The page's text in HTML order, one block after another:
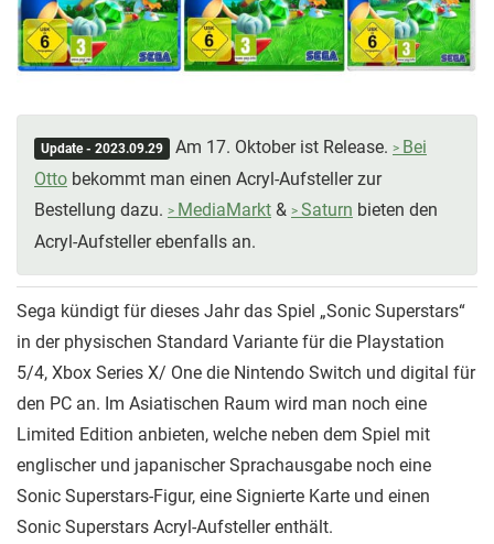
Update - 2023.09.29 Am 17. Oktober ist Release.
Bei
Otto bekommt man einen Acryl-Aufsteller zur
Bestellung dazu.
MediaMarkt & Saturn bieten den
Acryl-Aufsteller ebenfalls an.
Sega kündigt für dieses Jahr das Spiel „Sonic Superstars“
in der physischen Standard Variante für die Playstation
5/4, Xbox Series X/ One die Nintendo Switch und digital für
den PC an. Im Asiatischen Raum wird man noch eine
Limited Edition anbieten, welche neben dem Spiel mit
englischer und japanischer Sprachausgabe noch eine
Sonic Superstars-Figur, eine Signierte Karte und einen
Sonic Superstars Acryl-Aufsteller enthält.